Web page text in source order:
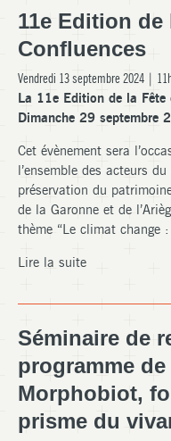
11e Edition de
Confluences
Vendredi 13 septembre 2024 |
La 11e Edition de la Fête
Dimanche 29 septembre
Cet évènement sera
l’ensemble des acteurs
préservation du
de la Garonne et de
thème “Le climat change
Lire la suite
Séminaire de
programme
Morphobiot,
prisme du